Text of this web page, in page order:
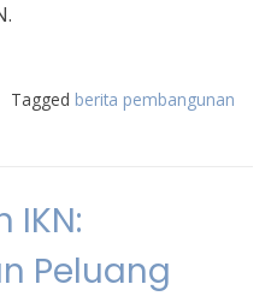
Tagged berita pembangunan
IKN:
Peluang